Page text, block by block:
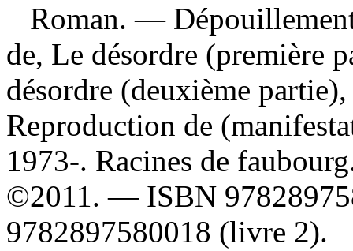
Roman. —
de, Le désordre (première
désordre (deuxième
Reproduction de
1973-. Racines de
©2011. — ISBN
9782897580018 (livre 2).